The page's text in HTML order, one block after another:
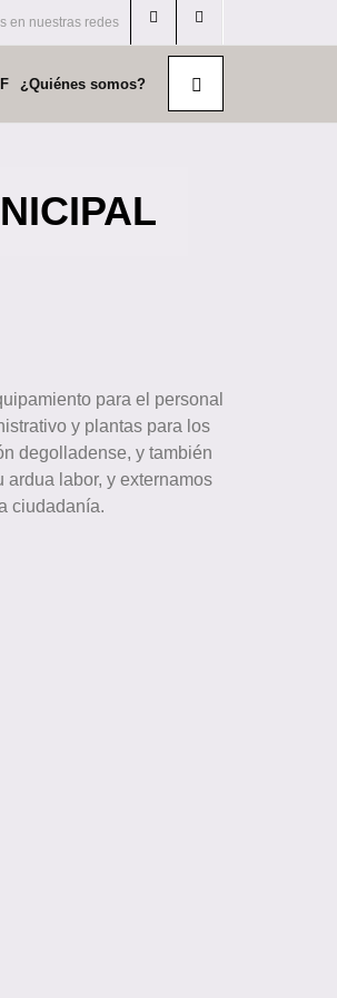
en nuestras redes
¿Quiénes somos?
para el personal
y plantas para los
degolladense, y también
labor, y externamos
ciudadanía.